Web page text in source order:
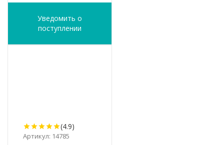
Уведомить о
поступлении
(4.9)
Артикул: 14785